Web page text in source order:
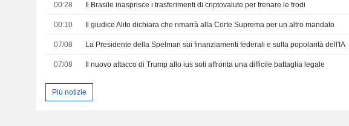
00:28 Il Brasile inasprisce i trasferimenti di criptovalute per frenare le frodi
00:10 Il giudice Alito dichiara che rimarrà alla Corte Suprema per un altro mandato
07/08 La Presidente della Spelman sui finanziamenti federali e sulla popolarità dell'IA
07/08 Il nuovo attacco di Trump allo ius soli affronta una difficile battaglia legale
Più notizie